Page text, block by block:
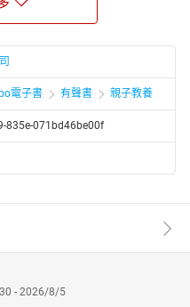
懷恩幼稚園、銘傳國小、和
部就班的工作、結婚、生小
主婦至今。
至今已出版35本繪本、圖文作
，並且利用所有的時間空檔從
，奔波於城鄉各地，為小孩
電子書 有聲書 親子教養
835e-071bd46be00f
- 2026/8/5